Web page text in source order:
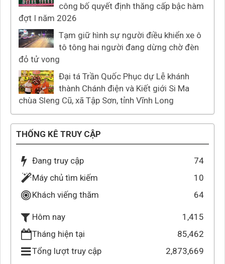
công bố quyết định thăng cấp bậc hàm
đợt I năm 2026
Tạm giữ hình sự người điều khiển xe ô
tô tông hai người đang dừng chờ đèn
đỏ tử vong
Đại tá Trần Quốc Phục dự Lễ khánh
thành Chánh điện và Kiết giới Si Ma
chùa Sleng Cũ, xã Tập Sơn, tỉnh Vĩnh Long
THỐNG KÊ TRUY CẬP
Đang truy cập
74
Máy chủ tìm kiếm
10
Khách viếng thăm
64
Hôm nay
1,415
Tháng hiện tại
85,462
Tổng lượt truy cập
2,873,669